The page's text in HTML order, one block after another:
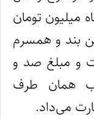
میلیون تومان
بند و همسرم
و مبلغ صد و
همان طرف
می‌داد.